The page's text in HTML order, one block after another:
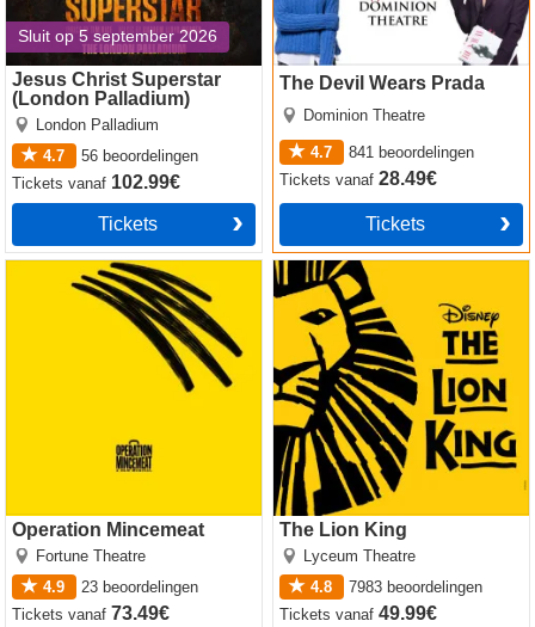
Sluit op 5 september 2026
Jesus Christ Superstar
(London Palladium)
London Palladium
4.7
56 beoordelingen
Ticketsvanaf 102.99€
Tickets
The Devil Wears Prada
Dominion Theatre
4.7 841 beoordelingen
Ticketsvanaf28.49€
Tickets
Operation Mincemeat
Fortune Theatre
4.9
23 beoordelingen
Ticketsvanaf 73.49€
Operation Mincemeat
The Lion King
Lyceum Theatre
4.8
7983 beoordelingen
Ticketsvanaf49.99€
The Lion King